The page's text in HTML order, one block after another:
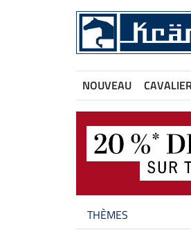
NOUVEAU
THÈMES